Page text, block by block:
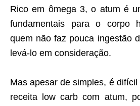
Rico em ômega 3, o atum é
fundamentais para o corpo
quem não faz pouca ingestão
levá-lo em consideração.
Mas apesar de simples, é
receita low carb com atum,